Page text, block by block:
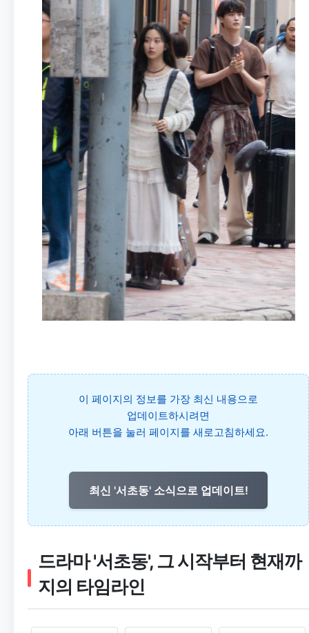
이 페이지의 정보를 가장 최신 내용으로
업데이트하시려면
아래 버튼을 눌러 페이지를 새로고침하세요.
최신 '서초동' 소식으로 업데이트!
드라마 '서초동', 그 시작부터 현재까
지의 타임라인